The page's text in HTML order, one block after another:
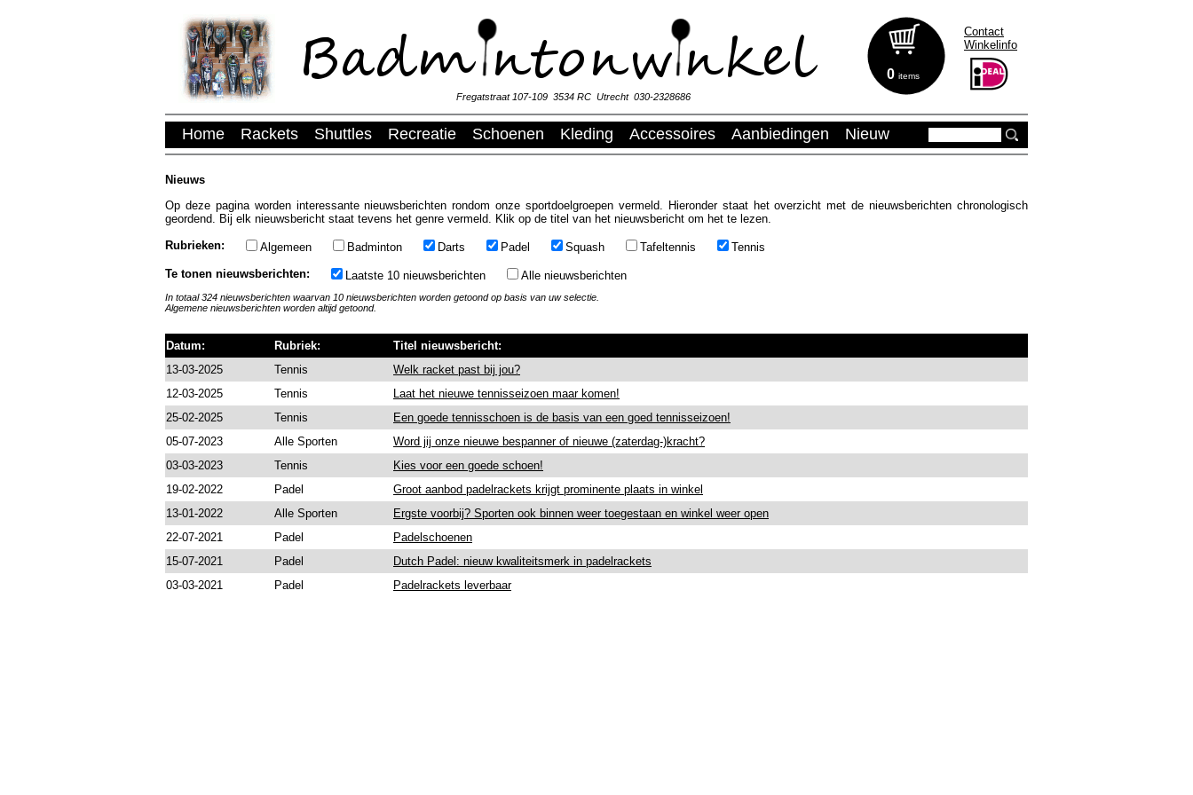
Fregatstraat 107-109 3534 RC Utrecht 030-2328686
0 items
Contact
Winkelinfo
Home Rackets Shuttles Recreatie Schoenen Kleding Accessoires Aanbiedingen Nieuw
Nieuws
Op deze pagina worden interessante nieuwsberichten rondom onze sportdoelgroepen vermeld. Hieronder staat het overzicht met de nieuwsberichten chronologisch
geordend. Bij elk nieuwsbericht staat tevens het genre vermeld. Klik op de titel van het nieuwsbericht om het te lezen.
Rubrieken: Algemeen Badminton Darts Padel Squash Tafeltennis Tennis
Te tonen nieuwsberichten: Laatste 10 nieuwsberichten Alle nieuwsberichten
In totaal 324 nieuwsberichten waarvan 10 nieuwsberichten worden getoond op basis van uw selectie.
Algemene nieuwsberichten worden altijd getoond.
Datum: Rubriek:
Titel nieuwsbericht:
13-03-2025
Tennis
Welk racket past bij jou?
12-03-2025
Tennis
Laat het nieuwe tennisseizoen maar komen!
25-02-2025
Tennis
Een goede tennisschoen is de basis van een goed tennisseizoen!
05-07-2023
Alle Sporten
Word jij onze nieuwe bespanner of nieuwe (zaterdag-)kracht?
03-03-2023
Tennis
Kies voor een goede schoen!
19-02-2022
Padel
Groot aanbod padelrackets krijgt prominente plaats in winkel
13-01-2022
Alle Sporten
Ergste voorbij? Sporten ook binnen weer toegestaan en winkel weer open
22-07-2021
Padel
Padelschoenen
15-07-2021
Padel
Dutch Padel: nieuw kwaliteitsmerk in padelrackets
03-03-2021
Padel Padelrackets leverbaar